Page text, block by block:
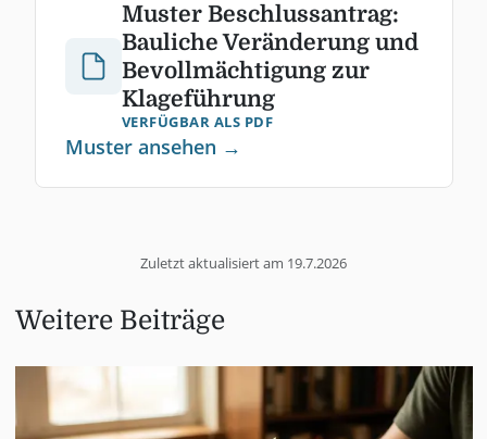
Muster Beschlussantrag:
Bauliche Veränderung und
Bevollmächtigung zur
Klageführung
VERFÜGBAR ALS PDF
Muster ansehen →
Zuletzt aktualisiert am 19.7.2026
Weitere Beiträge